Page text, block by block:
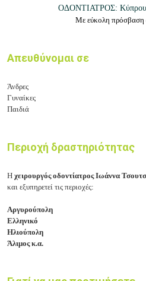
ΟΔΟΝΤΙΑΤΡΟΣ:
Με εύκολη πρόσβαση
Απευθύνομαι σε
Άνδρες
Γυναίκες
Παιδιά
Περιοχή δραστηριότητας
Η χειρουργός οδοντίατρος Ιωάννα
και εξυπηρετεί τις περιοχές:
Αργυρούπολη
Ελληνικό
Ηλιούπολη
Άλιμος κ.α.